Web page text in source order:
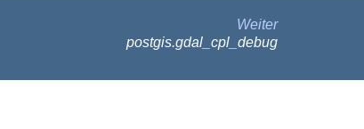
Weiter
postgis.gdal_cpl_debug